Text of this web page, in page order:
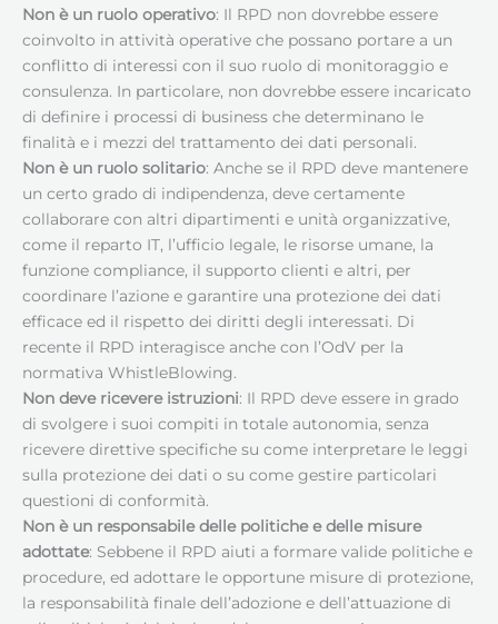
Non è un ruolo operativo: Il RPD non dovrebbe essere
coinvolto in attività operative che possano portare a un
conflitto di interessi con il suo ruolo di monitoraggio e
consulenza. In particolare, non dovrebbe essere incaricato
di definire i processi di business che determinano le
finalità e i mezzi del trattamento dei dati personali.
Non è un ruolo solitario: Anche se il RPD deve mantenere
un certo grado di indipendenza, deve certamente
collaborare con altri dipartimenti e unità organizzative,
come il reparto IT, l’ufficio legale, le risorse umane, la
funzione compliance, il supporto clienti e altri, per
coordinare l’azione e garantire una protezione dei dati
efficace ed il rispetto dei diritti degli interessati. Di
recente il RPD interagisce anche con l’OdV per la
normativa WhistleBlowing.
Non deve ricevere istruzioni: Il RPD deve essere in grado
di svolgere i suoi compiti in totale autonomia, senza
ricevere direttive specifiche su come interpretare le leggi
sulla protezione dei dati o su come gestire particolari
questioni di conformità.
Non è un responsabile delle politiche e delle misure
adottate: Sebbene il RPD aiuti a formare valide politiche e
procedure, ed adottare le opportune misure di protezione,
la responsabilità finale dell’adozione e dell’attuazione di